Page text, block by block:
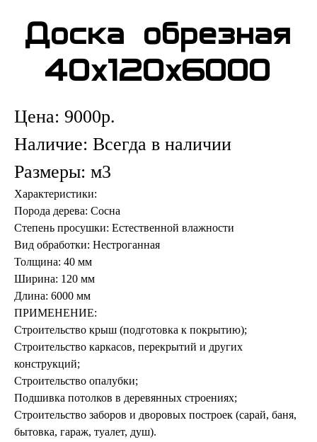
Доска обрезная
40х120х6000
Цена: 9000р.
Наличие: Всегда в наличии
Размеры: м3
Характеристики:
Порода дерева: Сосна
Степень просушки: Естественной влажности
Вид обработки: Нестроганная
Толщина: 40 мм
Ширина: 120 мм
Длина: 6000 мм
ПРИМЕНЕНИЕ:
Строительство крыш (подготовка к покрытию);
Строительство каркасов, перекрытий и других
конструкций;
Строительство опалубки;
Подшивка потолков в деревянных строениях;
Строительство заборов и дворовых построек (сарай, баня,
бытовка, гараж, туалет, душ).